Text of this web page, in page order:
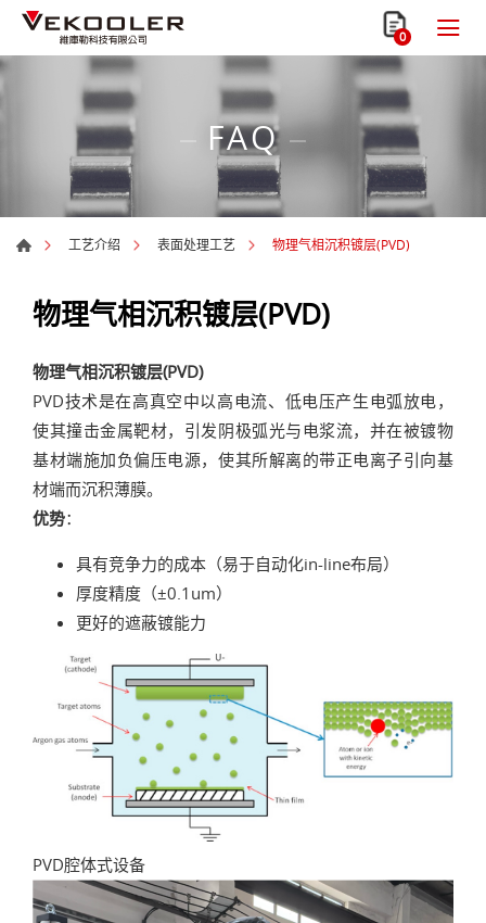
0
FAQ
工艺介绍 表面处理工艺 物理气相沉积镀层(PVD)
物理气相沉积镀层(PVD)
物理气相沉积镀层(PVD)
PVD技术是在高真空中以高电流、低电压产生电弧放电，
使其撞击金属靶材，引发阴极弧光与电浆流，并在被镀物
基材端施加负偏压电源，使其所解离的带正电离子引向基
材端而沉积薄膜。
优势：
具有竞争力的成本（易于自动化in-line布局）
厚度精度（±0.1um）
更好的遮蔽镀能力
PVD腔体式设备